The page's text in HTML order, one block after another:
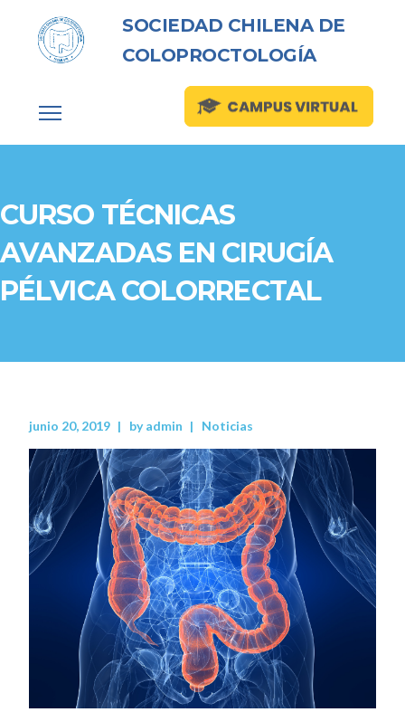
SOCIEDAD CHILENA DE
COLOPROCTOLOGÍA
CURSO TÉCNICAS
AVANZADAS EN CIRUGÍA
PÉLVICA COLORRECTAL
junio 20, 2019 byadmin Noticias